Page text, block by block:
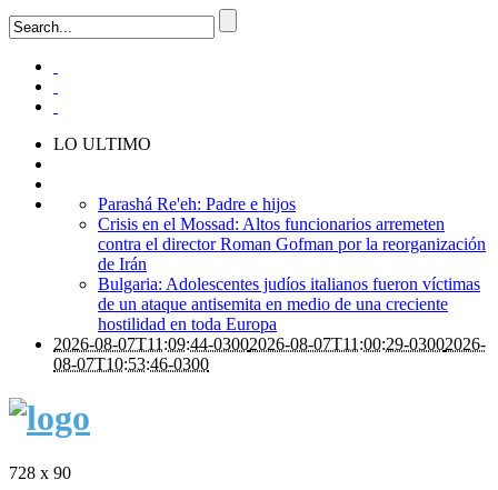
LO ULTIMO
Parashá Re'eh: Padre e hijos
Crisis en el Mossad: Altos funcionarios arremeten
contra el director Roman Gofman por la reorganización
de Irán
Bulgaria: Adolescentes judíos italianos fueron víctimas
de un ataque antisemita en medio de una creciente
hostilidad en toda Europa
2026-08-07T11:09:44-03002026-08-07T11:00:29-03002026-
08-07T10:53:46-0300
728 x 90